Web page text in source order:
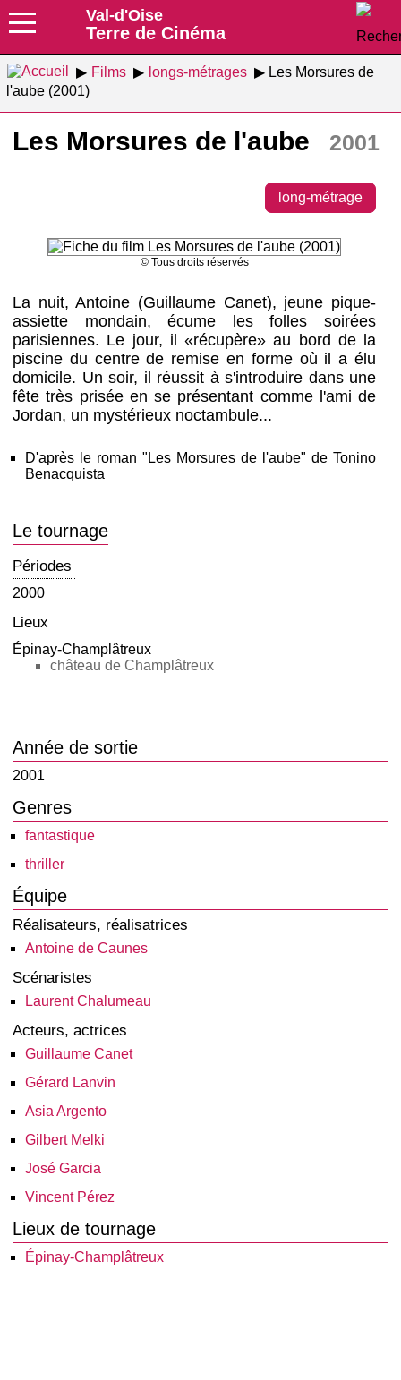
Val-d'Oise
Terre de Cinéma
Films longs-métrages
Les Morsures de
l'aube (2001)
Les Morsures de l'aube 2001
long-métrage
© Tous droits réservés
La nuit, Antoine (Guillaume Canet), jeune pique-
assiette mondain, écume les folles soirées
parisiennes. Le jour, il «récupère» au bord de la
piscine du centre de remise en forme où il a élu
domicile. Un soir, il réussit à s'introduire dans une
fête très prisée en se présentant comme l'ami de
Jordan, un mystérieux noctambule...
D'après le roman "Les Morsures de l'aube" de Tonino
Benacquista
Le tournage
Périodes
2000
Lieux
Épinay-Champlâtreux
château de Champlâtreux
Année de sortie
2001
Genres
fantastique
thriller
Équipe
Réalisateurs, réalisatrices
Antoine de Caunes
Scénaristes
Laurent Chalumeau
Acteurs, actrices
Guillaume Canet
Gérard Lanvin
Asia Argento
Gilbert Melki
José Garcia
Vincent Pérez
Lieux de tournage
Épinay-Champlâtreux